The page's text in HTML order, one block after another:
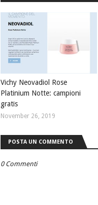
Vichy Neovadiol Rose
Platinium Notte: campioni
gratis
November 26, 2019
POSTA UN COMMENTO
0 Commenti